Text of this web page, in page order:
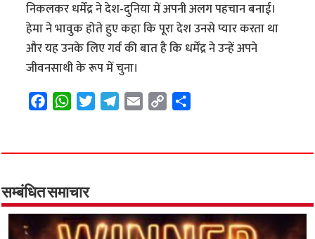
निकलकर धर्मेंद्र ने देश-दुनिया में अपनी अलग पहचान बनाई।
हेमा ने भावुक होते हुए कहा कि पूरा देश उनसे प्यार करता था
और यह उनके लिए गर्व की बात है कि धर्मेंद्र ने उन्हें अपने
जीवनसाथी के रूप में चुना।
F
e
o
o
k
W
t
A
p
p
T
t
r
T
e
a
m
E
i
C
y
n
k
r
सम्बंधित समाचार